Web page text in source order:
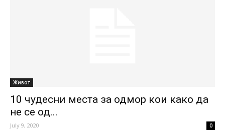
Живот
10 чудесни места за одмор кои како да
не се од...
July 9, 2020 0